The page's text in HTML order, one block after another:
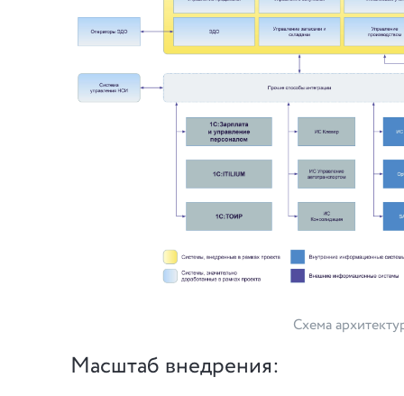
Схема
Масштаб внедрения: